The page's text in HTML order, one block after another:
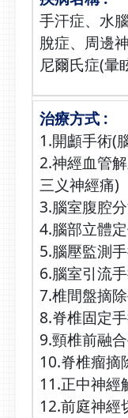
手汗症、水
脫症、周邊
尼爾氏症(暈
1.開顱手術(
2.神經血管
三义神經痛)
3.腦室腹腔
4.腦部立體
5.腦壓監測
6.腦室引流
7.椎間盤摘
8.脊椎固定
9.頸椎前融
10.脊椎瘤摘
11.正中神經
12.前庭神經